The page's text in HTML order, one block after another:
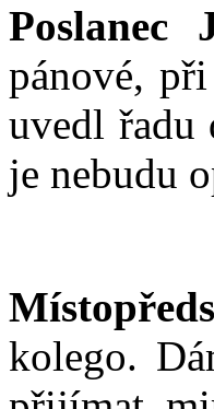
Poslanec
pánové,
uvedl řadu
je nebudu
kolego.